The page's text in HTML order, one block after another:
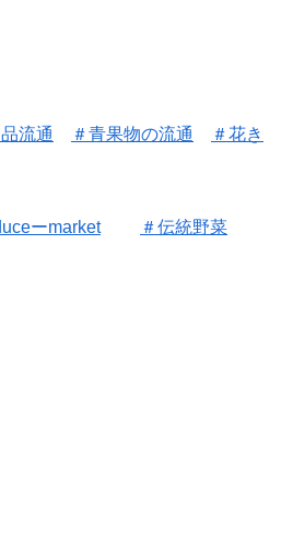
流通 ＃青果物の流通
＃花き
ーmarket ＃伝統野菜